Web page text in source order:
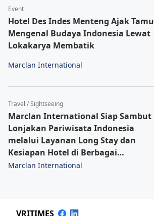
Event
Hotel Des Indes Menteng Ajak Tamu
Mengenal Budaya Indonesia Lewat
Lokakarya Membatik
Marclan International
Travel / Sightseeing
Marclan International Siap Sambut
Lonjakan Pariwisata Indonesia
melalui Layanan Long Stay dan
Kesiapan Hotel di Berbagai
Destinasi
Marclan International
VRITIMES